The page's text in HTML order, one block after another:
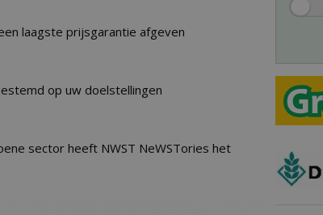
laagste prijsgarantie afgeven
op uw doelstellingen
sector heeft NWST NeWSTories het